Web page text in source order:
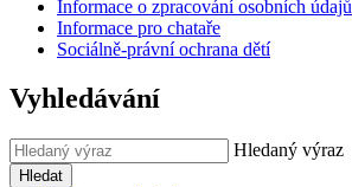
Informace o zpracování osobních údajů
Informace pro chataře
Sociálně-právní ochrana dětí
Vyhledávání
Hledaný výraz
Hledat